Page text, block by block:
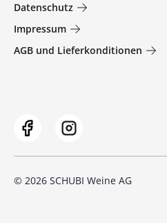
Datenschutz
Impressum
AGB und Lieferkonditionen
© 2026 SCHUBI Weine AG